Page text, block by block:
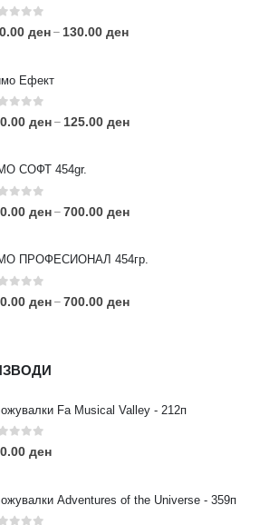
of 5ден – 130.00 ден
Ефект
of 5ден – 125.00 ден
СОФТ 454gr.
of 5ден – 700.00 ден
ПРОФЕСИОНАЛ 454гр.
of 5ден – 700.00 ден
Fa Musical Valley - 212п
of 5ден
Adventures of the Universe - 359п
Бригада бр.46